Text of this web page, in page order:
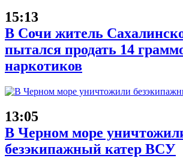
15:13
В Сочи житель
пытался продать 14
наркотиков
13:05
В Черном море
безэкипажный катер ВСУ